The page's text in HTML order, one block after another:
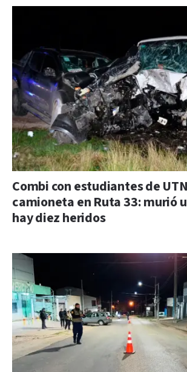
Combi con estudiantes de
camioneta en Ruta 33: murió
hay diez heridos